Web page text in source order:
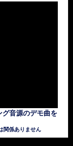
グ音源のデモ曲を
関係ありません